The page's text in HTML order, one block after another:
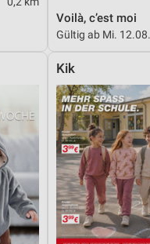
Voilà, c’est moi
Gültig ab Mi. 12.08.
Kik